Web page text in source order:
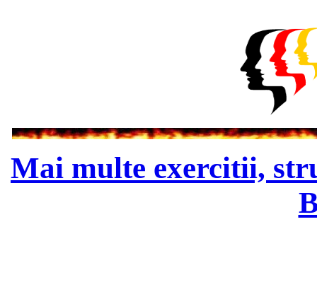
Mai multe exercitii,